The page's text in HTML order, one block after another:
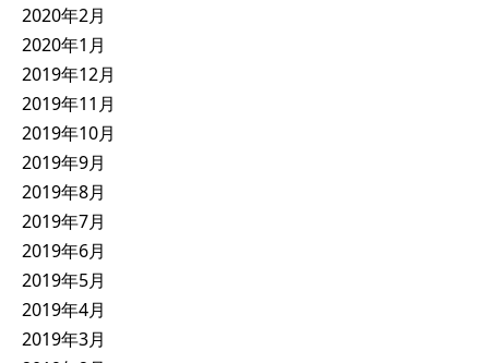
2020年2月
2020年1月
2019年12月
2019年11月
2019年10月
2019年9月
2019年8月
2019年7月
2019年6月
2019年5月
2019年4月
2019年3月